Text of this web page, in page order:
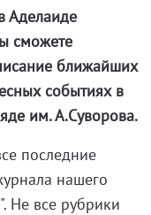
Аделаиде
сможете
ближайших
событиях в
им. А.Суворова.
последние
нашего
Не все рубрики